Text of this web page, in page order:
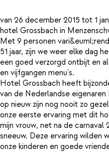
van 26 december 2015 tot 1
hotel Grossbach in
Met 9 personen
51 jaar, zijn we weer elke dag
een goed verzorgd ontbijt en
en vijfgangen menu's.
Hotel Grossbach heeft
van de Nederlandse
op nieuw zijn nog nooit zo
onze eerste ervaring met dit
mijn vrouw, net na de
sneeuw. Deze ervaring wilden
onze kinderen en goede